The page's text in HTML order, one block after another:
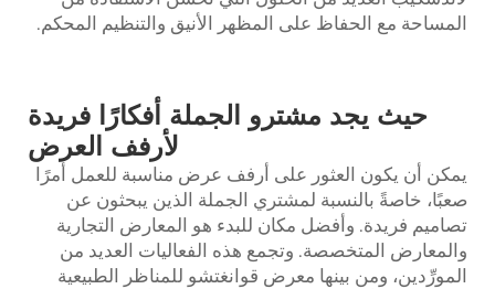
المساحة مع الحفاظ على المظهر الأنيق والتنظيم المحكم.
حيث يجد مشترو الجملة أفكارًا فريدة
لأرفف العرض
يمكن أن يكون العثور على أرفف عرض مناسبة للعمل أمرًا
صعبًا، خاصةً بالنسبة لمشتري الجملة الذين يبحثون عن
تصاميم فريدة. وأفضل مكان للبدء هو المعارض التجارية
والمعارض المتخصصة. وتجمع هذه الفعاليات العديد من
المورِّدين، ومن بينها معرض قوانغتشو للمناظر الطبيعية